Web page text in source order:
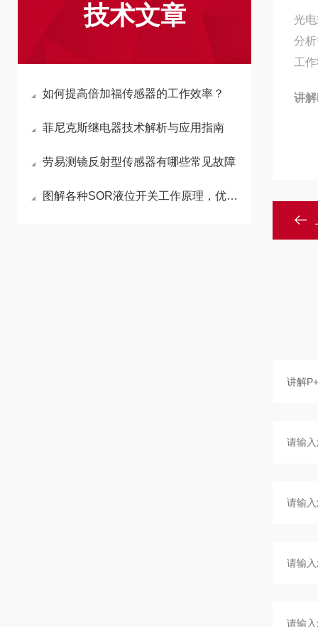
技术文章
如何提高倍加福传感器的工作效率？
菲尼克斯继电器技术解析与应用指南
劳易测镜反射型传感器有哪些常见故障
图解各种SOR液位开关工作原理，优缺点及故障处理方法！
光
分
工
讲